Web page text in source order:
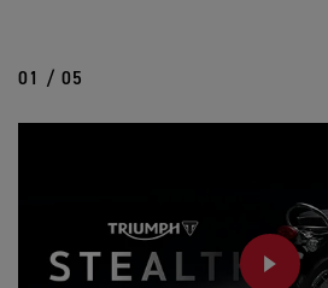
01 / 05
PLAY